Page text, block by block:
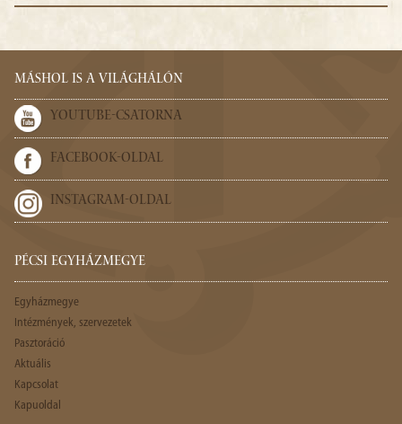
MÁSHOL IS A VILÁGHÁLÓN
YOUTUBE-CSATORNA
FACEBOOK-OLDAL
INSTAGRAM-OLDAL
PÉCSI EGYHÁZMEGYE
Egyházmegye
Intézmények, szervezetek
Pasztoráció
Aktuális
Kapcsolat
Kapuoldal